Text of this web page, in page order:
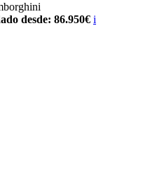
desde: 86.950€ i